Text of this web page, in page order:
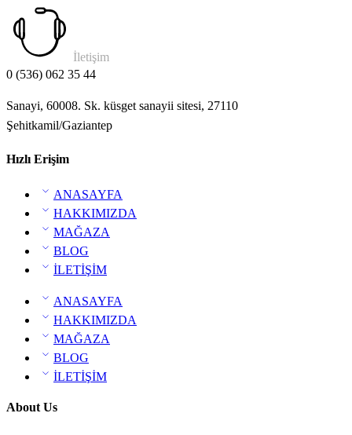
İletişim
0 (536) 062 35 44
Sanayi, 60008. Sk. küsget sanayii sitesi, 27110
Şehitkamil/Gaziantep
Hızlı Erişim
ANASAYFA
HAKKIMIZDA
MAĞAZA
BLOG
İLETİŞİM
ANASAYFA
HAKKIMIZDA
MAĞAZA
BLOG
İLETİŞİM
About Us